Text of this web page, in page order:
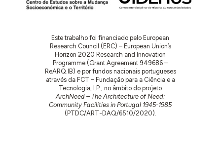
Este trabalho foi financiado pelo European
Research Council (ERC) – European Union’s
Horizon 2020 Research and Innovation
Programme (Grant Agreement 949686 –
ReARQ.IB) e por fundos nacionais portugueses
através da FCT – Fundação para a Ciência e a
Tecnologia, I.P., no âmbito do projeto
ArchNeed – The Architecture of Need:
Community Facilities in Portugal 1945-1985
(PTDC/ART-DAQ/6510/2020).